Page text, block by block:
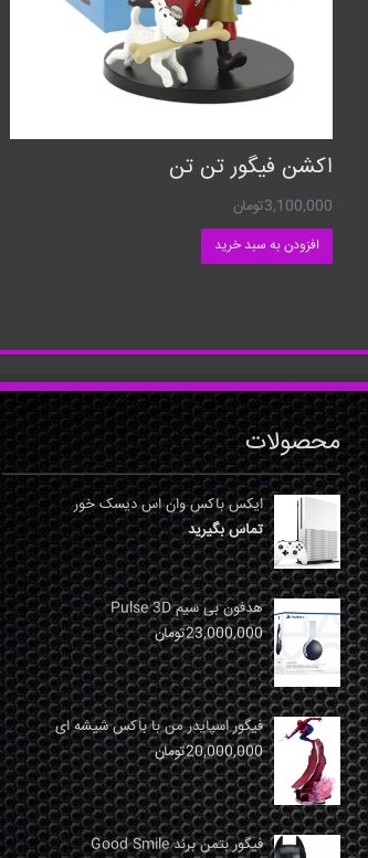
اکشن فیگور تن تن
3,100,000تومان
افزودن به سبد خرید
محصولات
ایکس باکس وان اس دیسک خور
تماس بگیرید
هدفون بی سیم Pulse 3D
23,000,000تومان
فیگور اسپایدر من با باکس شیشه ای
20,000,000تومان
فیگور بتمن برند Good Smile